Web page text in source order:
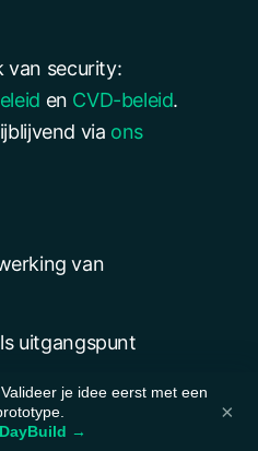
van security:
en CVD-beleid.
via ons
van
uitgangspunt
gecertificeerde
Valideer je idee eerst met een
→
×